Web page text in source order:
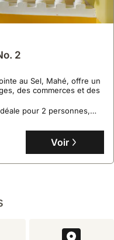
2
au Sel, Mahé, offre un
des commerces et des
pour 2 personnes,
de douche spacieuse
les familles avec de
Voir